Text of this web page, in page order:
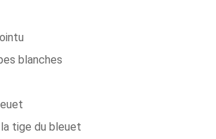
blanches
tige du bleuet